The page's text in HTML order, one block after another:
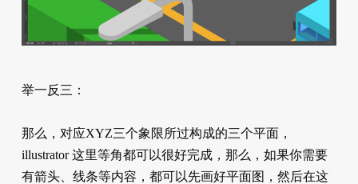
举一反三：
那么，对应XYZ三个象限所过构成的三个平面，
illustrator 这里等角都可以很好完成，那么，如果你需要
有箭头、线条等内容，都可以先画好平面图，然后在这